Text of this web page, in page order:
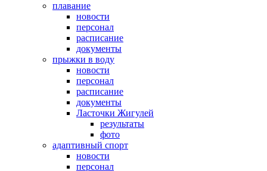
плавание
новости
персонал
расписание
документы
прыжки в воду
новости
персонал
расписание
документы
Ласточки Жигулей
результаты
фото
адаптивный спорт
новости
персонал